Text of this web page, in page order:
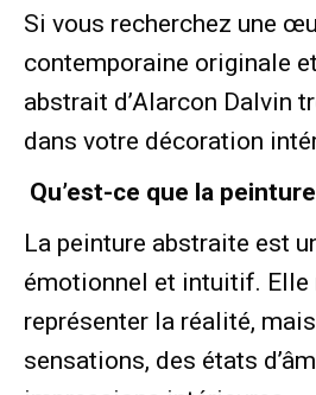
Si vous recherchez une
contemporaine originale
abstrait d’Alarcon Dalvin
dans votre décoration
Qu’est-ce que la
La peinture abstraite est
émotionnel et intuitif. Elle
représenter la réalité,
sensations, des états